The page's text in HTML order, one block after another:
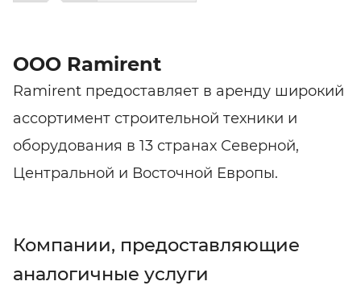
ООО Ramirent
Ramirent предоставляет в аренду широкий
ассортимент строительной техники и
оборудования в 13 странах Северной,
Центральной и Восточной Европы.
Компании, предоставляющие
аналогичные услуги